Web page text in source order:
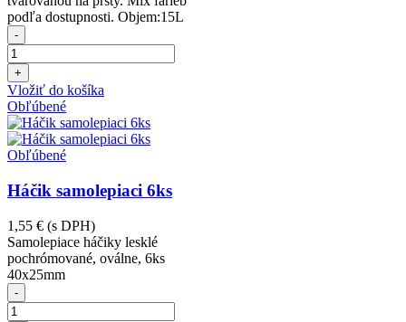
podľa dostupnosti. Objem:15L
-
+
Vložiť do košíka
Obľúbené
Obľúbené
Háčik samolepiaci 6ks
1,55 € (s DPH)
Samolepiace háčiky lesklé
pochrómované, oválne, 6ks
40x25mm
-